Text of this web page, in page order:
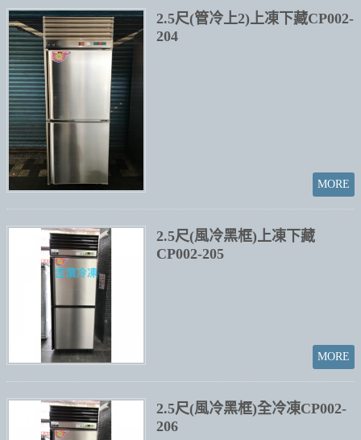
2.5尺(管冷上2)上凍下藏CP002-
204
2.5尺(風冷黑框)上凍下藏
CP002-205
2.5尺(風冷黑框)全冷凍CP002-
206